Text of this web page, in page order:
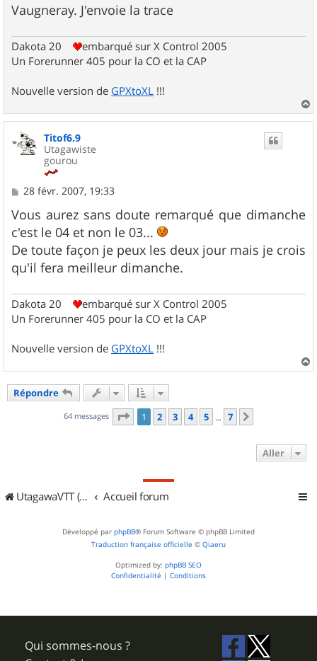
Vaugneray. J'envoie la trace
Dakota 20
embarqué sur X Control 2005
Un Forerunner 405 pour la CO et la CAP
Nouvelle version de GPXtoXL !!!
a
Titof6.9
Utagawiste
gourou
M
s
s
a
g
e
28 févr. 2007, 19:33
Vous aurez sans doute remarqué que dimanche
c'est le 04 et non le 03...
De toute façon je peux les deux jour mais je crois
qu'il fera meilleur dimanche.
Dakota 20
embarqué sur X Control 2005
Un Forerunner 405 pour la CO et la CAP
Nouvelle version de GPXtoXL !!!
a
Répondre
64 messages Page 1sur
1 2 3 4 5 … 7
Aller
UtagawaVTT (Randos VTT et VTTAE avec traces GPS) Accueil forum
Développé par phpBB® Forum Software © phpBB Limited
Traduction française officielle © Qiaeru
Optimized by: phpBB SEO
Confidentialité | Conditions
Qui sommes-nous ?